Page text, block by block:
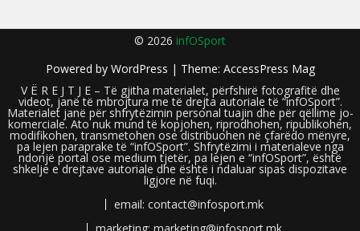
© 2026 infOSport
Powered by WordPress | Theme: AccessPress Mag
V Ë R E J T J E – Të gjitha materialet, përfshirë fotografitë dhe
videot, janë të mbrojtura me të drejta autoriale të “infOSport”.
Materialet janë për shfrytëzimin personal tuajin dhe për qëllime jo-
komerciale. Ato nuk mund të kopjohen, riprodhohen, ripublikohen,
modifikohen, transmetohen ose distribuohen në çfarëdo mënyre,
pa lejen paraprake të “infOSport”. Shfrytëzimi i materialeve nga
ndonjë portal ose medium tjetër, pa lejen e “infOSport”, është
shkelje e drejtave autoriale dhe është i ndaluar sipas dispozitave
ligjore në fuqi.
email: contact@infosport.mk